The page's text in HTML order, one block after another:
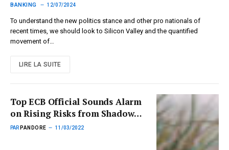
BANKING 12/07/2024
To understand the new politics stance and other pro nationals of
recent times, we should look to Silicon Valley and the quantified
movement of…
LIRE LA SUITE
Top ECB Official Sounds Alarm
on Rising Risks from Shadow
Banking
PAR PANDORE 11/03/2022